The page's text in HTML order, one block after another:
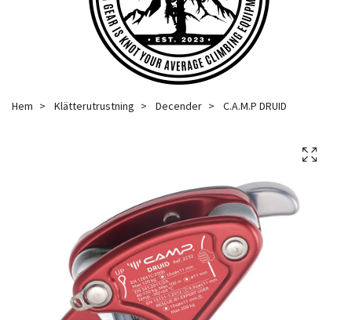
Hem Klätterutrustning Decender C.A.M.P DRUID